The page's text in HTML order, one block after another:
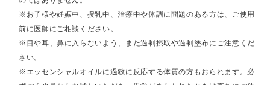
※お子様や妊娠中、授乳中、治療中や体調に問題のある方は、ご使用
前に医師にご相談ください。
※目や耳、鼻に入らないよう、また過剰摂取や過剰塗布にご注意くだ
さい。
※エッセンシャルオイルに過敏に反応する体質の方もおられます。必